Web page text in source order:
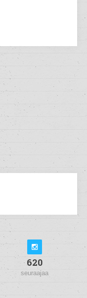
620
seuraajaa